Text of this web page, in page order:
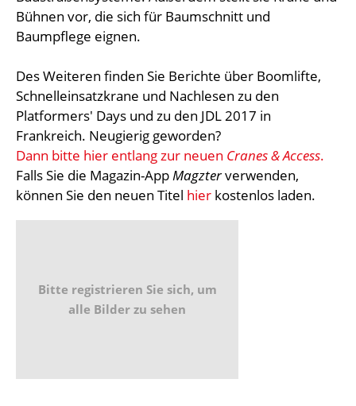
Bühnen vor, die sich für Baumschnitt und
Baumpflege eignen.
Des Weiteren finden Sie Berichte über Boomlifte,
Schnelleinsatzkrane und Nachlesen zu den
Platformers' Days und zu den JDL 2017 in
Frankreich. Neugierig geworden?
Dann bitte hier entlang zur neuen Cranes & Access.
Falls Sie die Magazin-App Magzterverwenden,
können Sie den neuen Titel hier kostenlos laden.
Bitte registrieren Sie sich, um
alle Bilder zu sehen